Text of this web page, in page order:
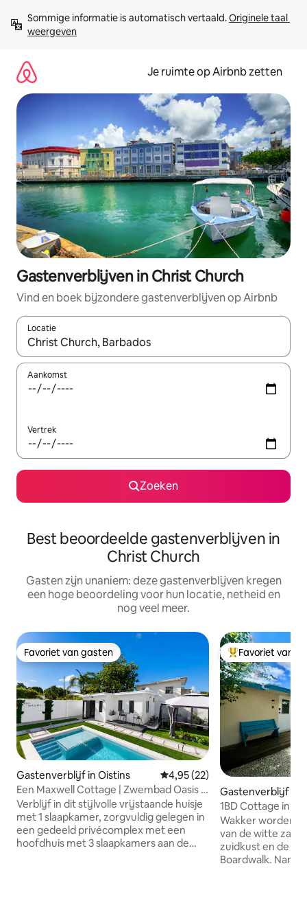
direct
naar
Sommige informatie is automatisch vertaald. Originele taal
weergeven
Je ruimte op Airbnb zetten
Gastenverblijven in Christ Church
Vind en boek bijzondere gastenverblijven op Airbnb
Locatie
Wanneer er suggesties beschikbaar zijn, maak je een keuze
Aankomst
Vertrek
Zoeken
Best beoordeelde gastenverblijven in
Christ Church
Gasten zijn unaniem: deze gastenverblijven kregen
een hoge beoordeling voor hun locatie, netheid en
nog veel meer.
Favoriet van gasten
Favoriet van gasten
Gastenverblijf in Oistins Gemiddelde beoordeling van
4,95 (22)
Een Maxwell Cottage | Zwembad Oasis •
In de buurt van Oistins
Verblijf in dit stijlvolle vrijstaande huisje
met 1 slaapkamer, zorgvuldig gelegen in
een gedeeld privécomplex met een
hoofdhuis met 3 slaapkamers aan de
Topfavoriet van
Favoriet van
Gastenverblijf in
1BD Cottage in
minuten van het
Wakker worden
van de witte
zuidkust en de
Boardwalk.